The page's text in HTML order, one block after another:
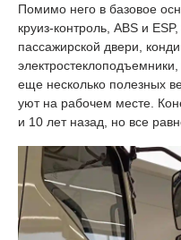
Помимо него в базовое
круиз-контроль, ABS и
пассажирской двери,
еще несколько полезных
уют на рабочем месте.
и 10 лет назад, но все